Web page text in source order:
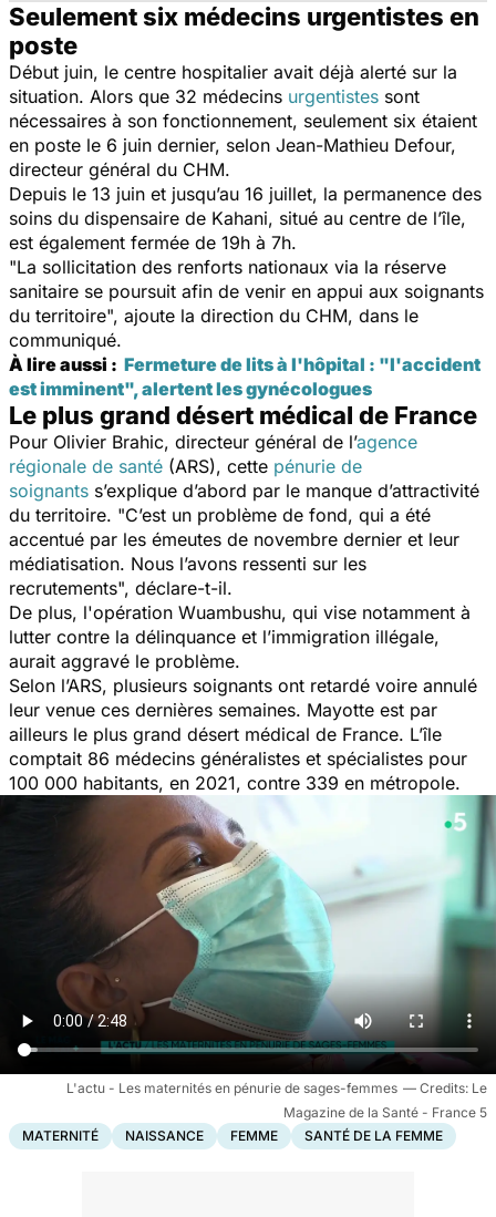
Seulement six médecins urgentistes en
poste
Début juin, le centre hospitalier avait déjà alerté sur la
situation. Alors que 32 médecins urgentistes sont
nécessaires à son fonctionnement, seulement six étaient
en poste le 6 juin dernier, selon Jean-Mathieu Defour,
directeur général du CHM.
Depuis le 13 juin et jusqu’au 16 juillet, la permanence des
soins du dispensaire de Kahani, situé au centre de l’île,
est également fermée de 19h à 7h.
"La sollicitation des renforts nationaux via la réserve
sanitaire se poursuit afin de venir en appui aux soignants
du territoire", ajoute la direction du CHM, dans le
communiqué.
À lire aussi : Fermeture de lits à l'hôpital : "l'accident
est imminent", alertent les gynécologues
Le plus grand désert médical de France
Pour Olivier Brahic, directeur général de l’agence
régionale de santé (ARS), cette pénurie de
soignants s’explique d’abord par le manque d’attractivité
du territoire. "C’est un problème de fond, qui a été
accentué par les émeutes de novembre dernier et leur
médiatisation. Nous l’avons ressenti sur les
recrutements", déclare-t-il.
De plus, l'opération Wuambushu, qui vise notamment à
lutter contre la délinquance et l’immigration illégale,
aurait aggravé le problème.
Selon l’ARS, plusieurs soignants ont retardé voire annulé
leur venue ces dernières semaines. Mayotte est par
ailleurs le plus grand désert médical de France. L’île
comptait 86 médecins généralistes et spécialistes pour
100 000 habitants, en 2021, contre 339 en métropole.
L'actu - Les maternités en pénurie de sages-femmes
Le
Magazine de la Santé - France 5
MATERNITÉ
NAISSANCE FEMME SANTÉ DE LA FEMME